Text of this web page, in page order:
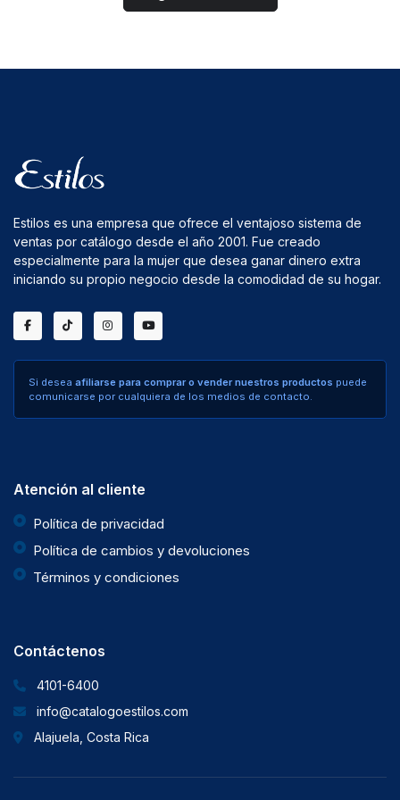
Estilos es una empresa que ofrece el ventajoso sistema de
ventas por catálogo desde el año 2001. Fue creado
especialmente para la mujer que desea ganar dinero extra
iniciando su propio negocio desde la comodidad de su hogar.
Si desea afiliarse para comprar o vender nuestros productos puede
comunicarse por cualquiera de los medios de contacto.
Atención al cliente
Política de privacidad
Política de cambios y devoluciones
Términos y condiciones
Contáctenos
4101-6400
info@catalogoestilos.com
Alajuela, Costa Rica